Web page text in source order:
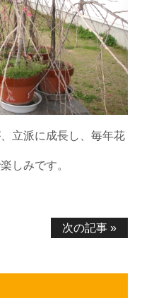
立派に成長し、毎年花
しみです。
次の記事 »